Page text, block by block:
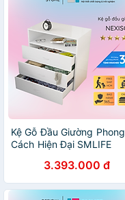
Kệ Gỗ Đầu Giường Phong
Cách Hiện Đại SMLIFE
3.393.000 đ